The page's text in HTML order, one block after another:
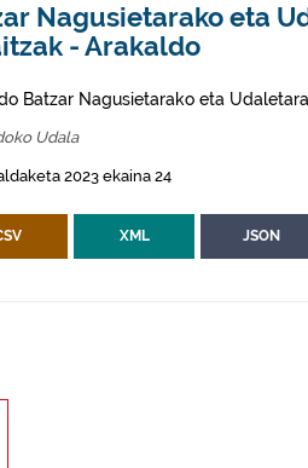
Nagusietarako eta
- Arakaldo
Batzar Nagusietarako eta
Udala
2023 ekaina 24
XML JSON